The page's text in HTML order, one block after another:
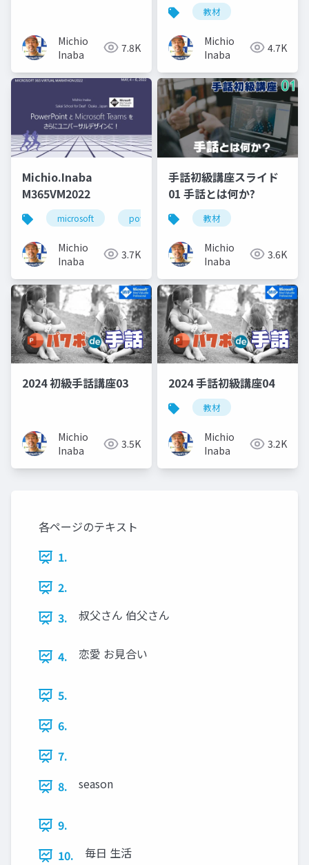
Michio
Inaba
7.8K
教材
Michio
Inaba
4.7K
Michio.Inaba
M365VM2022
microsoft powerpoint microsoftmvp
Michio
Inaba
3.7K
手話初級講座スライド
01 手話とは何か?
教材
Michio
Inaba
3.6K
2024 初級手話講座03
Michio
Inaba
3.5K
2024 手話初級講座04
教材
Michio
Inaba
3.2K
各ページのテキスト
1.
2.
3.
叔父さん 伯父さん
4. 恋愛 お見合い
5.
6.
7.
8.
season
9.
10.
毎日 生活